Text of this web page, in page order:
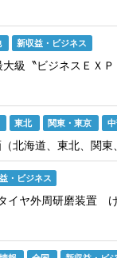
新収益・ビジネス
級〝ビジネスＥＸＰ
東北 関東・東京
北海道、東北、関東
・ビジネス
ヤ外周研磨装置